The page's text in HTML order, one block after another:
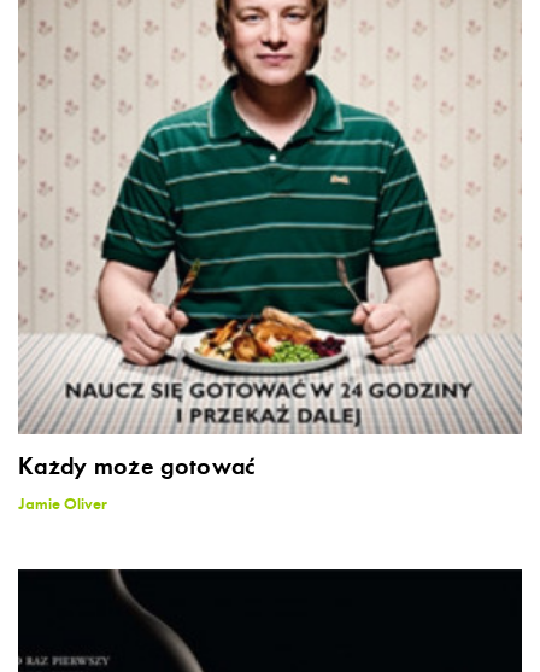
Każdy może gotować
Jamie Oliver